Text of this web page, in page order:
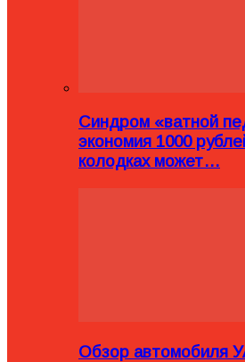
Синдром «ватной
экономия 1000
колодках может…
Обзор автомобиля